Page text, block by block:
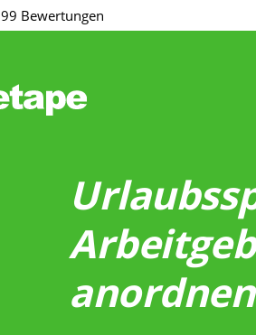
99 Bewertungen